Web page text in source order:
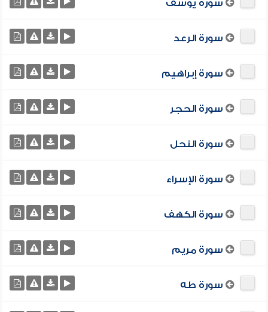
سورة يوسف
سورة الرعد
سورة إبراهيم
سورة الحجر
سورة النحل
سورة الإسراء
سورة الكهف
سورة مريم
سورة طه